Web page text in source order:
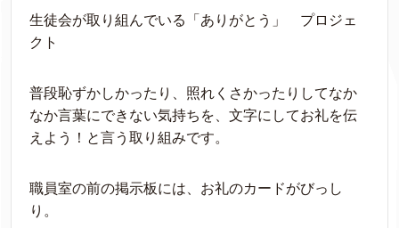
生徒会が取り組んでいる「ありがとう」 プロジェ
クト
普段恥ずかしかったり、照れくさかったりしてなか
なか言葉にできない気持ちを、文字にしてお礼を伝
えよう！と言う取り組みです。
職員室の前の掲示板には、お礼のカードがびっし
り。